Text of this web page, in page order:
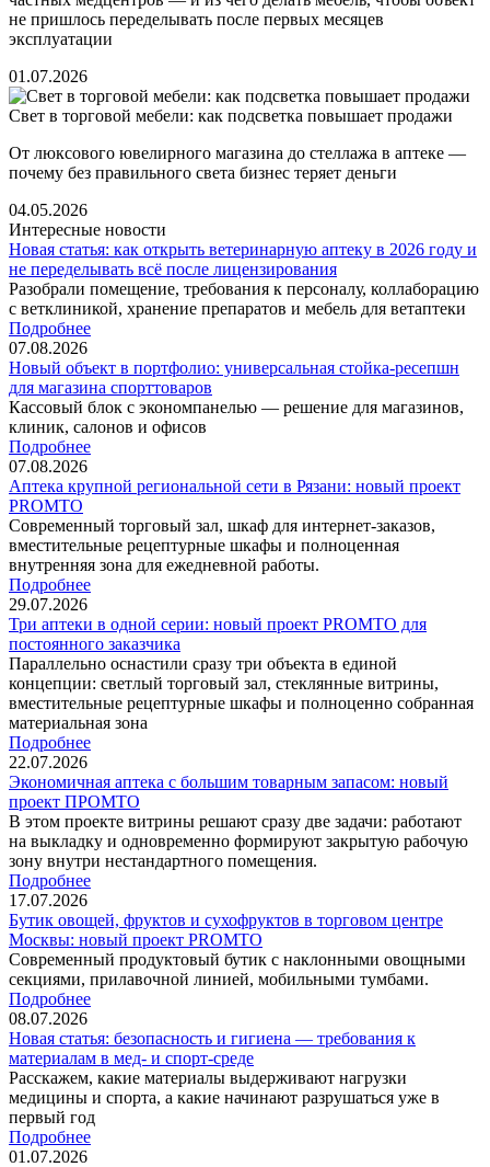
не пришлось переделывать после первых месяцев
эксплуатации
01.07.2026
Свет в торговой мебели: как подсветка повышает продажи
От люксового ювелирного магазина до стеллажа в аптеке —
почему без правильного света бизнес теряет деньги
04.05.2026
Интересные новости
Новая статья: как открыть ветеринарную аптеку в 2026 году и
не переделывать всё после лицензирования
Разобрали помещение, требования к персоналу, коллаборацию
с ветклиникой, хранение препаратов и мебель для ветаптеки
Подробнее
07.08.2026
Новый объект в портфолио: универсальная стойка-ресепшн
для магазина спорттоваров
Кассовый блок с экономпанелью — решение для магазинов,
клиник, салонов и офисов
Подробнее
07.08.2026
Аптека крупной региональной сети в Рязани: новый проект
PROMTO
Современный торговый зал, шкаф для интернет-заказов,
вместительные рецептурные шкафы и полноценная
внутренняя зона для ежедневной работы.
Подробнее
29.07.2026
Три аптеки в одной серии: новый проект PROMTO для
постоянного заказчика
Параллельно оснастили сразу три объекта в единой
концепции: светлый торговый зал, стеклянные витрины,
вместительные рецептурные шкафы и полноценно собранная
материальная зона
Подробнее
22.07.2026
Экономичная аптека с большим товарным запасом: новый
проект ПРОМТО
В этом проекте витрины решают сразу две задачи: работают
на выкладку и одновременно формируют закрытую рабочую
зону внутри нестандартного помещения.
Подробнее
17.07.2026
Бутик овощей, фруктов и сухофруктов в торговом центре
Москвы: новый проект PROMTO
Современный продуктовый бутик с наклонными овощными
секциями, прилавочной линией, мобильными тумбами.
Подробнее
08.07.2026
Новая статья: безопасность и гигиена — требования к
материалам в мед- и спорт-среде
Расскажем, какие материалы выдерживают нагрузки
медицины и спорта, а какие начинают разрушаться уже в
первый год
Подробнее
01.07.2026